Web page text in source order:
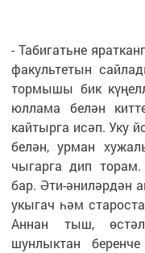
- Табигатьне
факультетын
тормышы бик
юллама белән
кайтырга исәп. Уку
белән, урман
чыгарга дип торам.
бар. Әти-әниләрдән
укыгач һәм
Аннан тыш,
шунлыктан